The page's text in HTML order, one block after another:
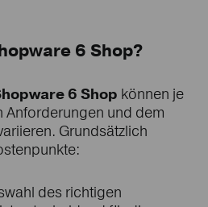
6 Shop?
6 Shop können je
Anforderungen und dem
Grundsätzlich
des richtigen